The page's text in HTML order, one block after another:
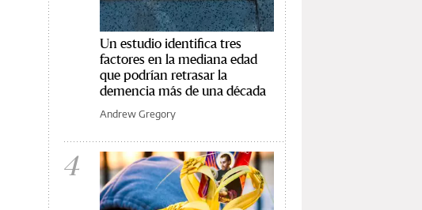
Un estudio identifica tres
factores en la mediana edad
que podrían retrasar la
demencia más de una década
Andrew Gregory
4